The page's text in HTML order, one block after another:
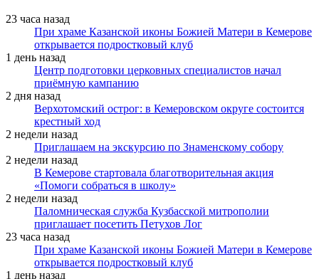
23 часа назад
При храме Казанской иконы Божией Матери в Кемерове
открывается подростковый клуб
1 день назад
Центр подготовки церковных специалистов начал
приёмную кампанию
2 дня назад
Верхотомский острог: в Кемеровском округе состоится
крестный ход
2 недели назад
Приглашаем на экскурсию по Знаменскому собору
2 недели назад
В Кемерове стартовала благотворительная акция
«Помоги собраться в школу»
2 недели назад
Паломническая служба Кузбасской митрополии
приглашает посетить Петухов Лог
23 часа назад
При храме Казанской иконы Божией Матери в Кемерове
открывается подростковый клуб
1 день назад